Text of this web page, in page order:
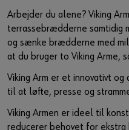
Arbejder du alene? Viking
terrassebrædderne samtidig
og sænke brædderne med
at du bruger to Viking Arme,
Viking Arm er et innovativt
til at løfte, presse og
Viking Armen er ideel til
reducerer behovet for